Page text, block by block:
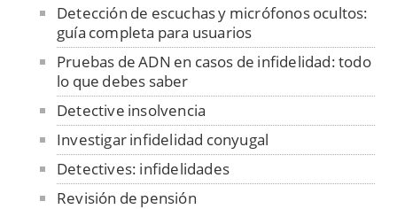
Detección de escuchas y micrófonos ocultos:
guía completa para usuarios
Pruebas de ADN en casos de infidelidad: todo
lo que debes saber
Detective insolvencia
Investigar infidelidad conyugal
Detectives: infidelidades
Revisión de pensión